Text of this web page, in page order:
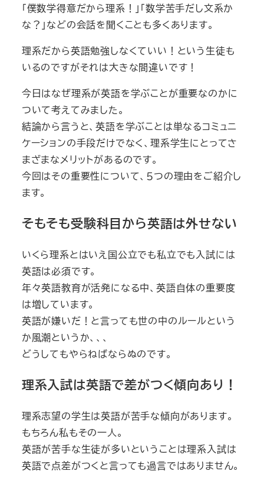
「僕数学得意だから理系！」「数学苦手だし文系か
な？」などの会話を聞くことも多くあります。
理系だから英語勉強しなくていい！という生徒も
いるのですがそれは大きな間違いです！
今日はなぜ理系が英語を学ぶことが重要なのかに
ついて考えてみました。
結論から言うと、英語を学ぶことは単なるコミュニ
ケーションの手段だけでなく、理系学生にとってさ
まざまなメリットがあるのです。
今回はその重要性について、５つの理由をご紹介し
ます。
そもそも受験科目から英語は外せない
いくら理系とはいえ国公立でも私立でも入試には
英語は必須です。
年々英語教育が活発になる中、英語自体の重要度
は増しています。
英語が嫌いだ！と言っても世の中のルールという
か風潮というか、、、
どうしてもやらねばならぬのです。
理系入試は英語で差がつく傾向あり！
理系志望の学生は英語が苦手な傾向があります。
もちろん私もその一人。
英語が苦手な生徒が多いということは理系入試は
英語で点差がつくと言っても過言ではありません。